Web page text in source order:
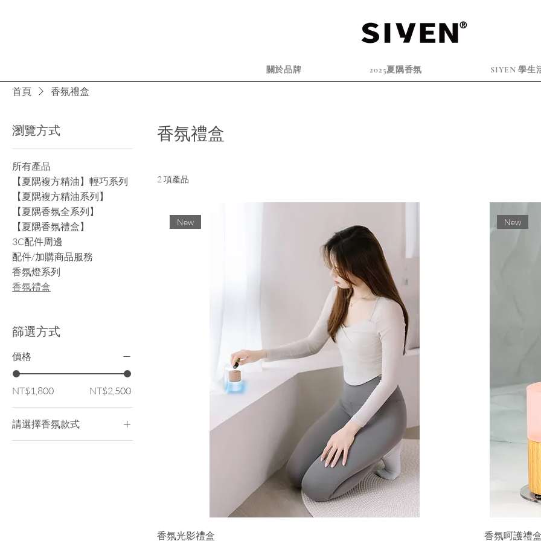
®
關於品牌 2025夏隅香氛 SIYEN 學生
首頁 香氛禮盒
瀏覽方式
所有產品
【夏隅複方精油】輕巧系列
【夏隅複方精油系列】
【夏隅香氛全系列】
【夏隅香氛禮盒】
3C配件周邊
配件/加購商品服務
香氛燈系列
香氛禮盒
篩選方式
價格
NT$1,800 NT$2,500
請選擇香氛款式
香氛禮盒
2 項產品
New
香氛光影禮盒
New
香氛呵護禮